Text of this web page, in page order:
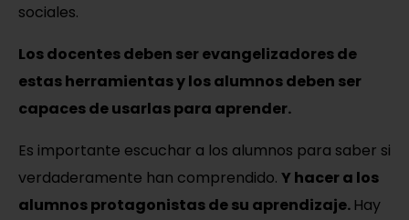
sociales.
Los docentes deben ser evangelizadores de
estas herramientas y los alumnos deben ser
capaces de usarlas para aprender.
Es importante escuchar a los alumnos para saber si
verdaderamente han comprendido. Y hacer a los
alumnos protagonistas de su aprendizaje. Hay